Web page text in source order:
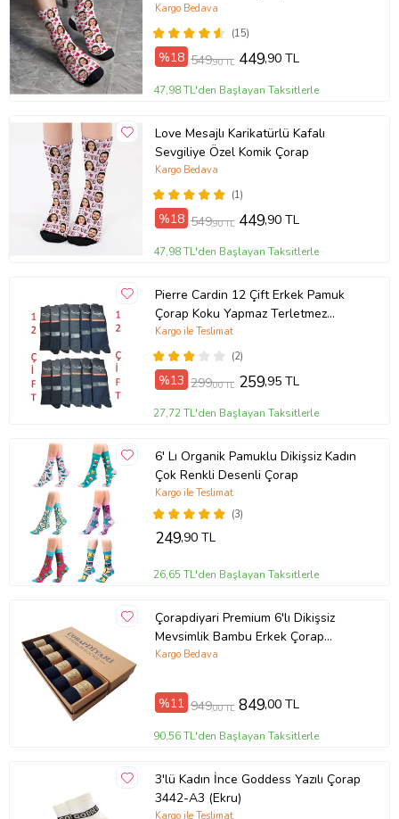
(15)
Kargo Bedava
%18 549,90 TL 449,90 TL
47,98 TL'den Başlayan Taksitlerle
Love Mesajlı Karikatürlü Kafalı
Sevgiliye Özel Komik Çorap
(1)
Kargo Bedava
%18 549,90 TL 449,90 TL
47,98 TL'den Başlayan Taksitlerle
Pierre Cardin 12 Çift Erkek Pamuk
Çorap Koku Yapmaz Terletmez
Çeyizlik (Karışık)
(2)
Kargo ile Teslimat
%13 299,00 TL 259,95 TL
27,72 TL'den Başlayan Taksitlerle
6' Lı Organik Pamuklu Dikişsiz Kadın
Çok Renkli Desenli Çorap
(3)
Kargo ile Teslimat
249,90 TL
26,65 TL'den Başlayan Taksitlerle
Çorapdiyari Premium 6'lı Dikişsiz
Mevsimlik Bambu Erkek Çorap
(Siyah-Lacivert)
Kargo Bedava
%11 949,00 TL 849,00 TL
90,56 TL'den Başlayan Taksitlerle
3'lü Kadın İnce Goddess Yazılı Çorap
3442-A3 (Ekru)
Kargo ile Teslimat